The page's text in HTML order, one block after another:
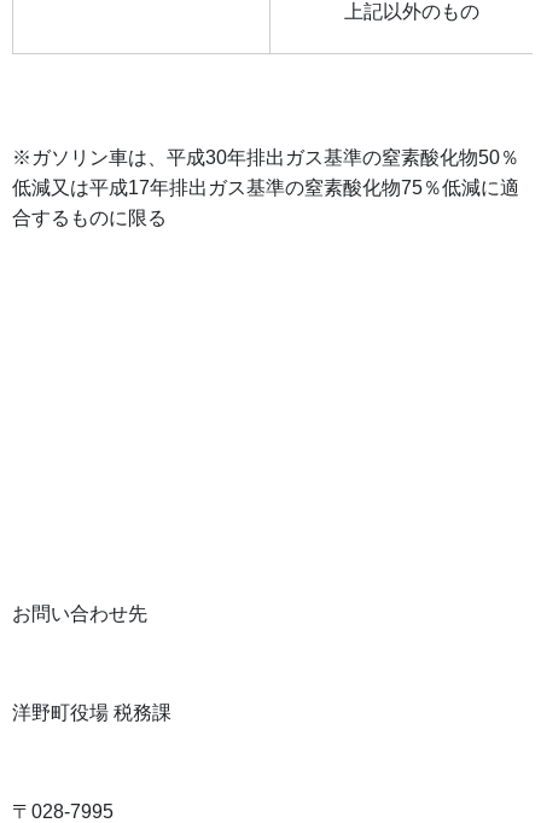
上記以外のもの
※ガソリン車は、平成30年排出ガス基準の窒素酸化物50％
低減又は平成17年排出ガス基準の窒素酸化物75％低減に適
合するものに限る
お問い合わせ先
洋野町役場 税務課
〒 028-7995